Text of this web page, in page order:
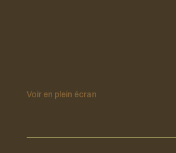
Voir en plein écran